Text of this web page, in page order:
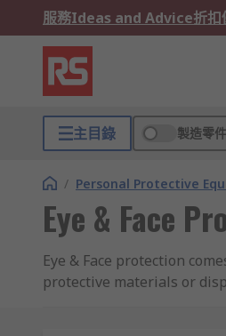
服務Ideas and Advice折扣
主目錄 製造零
/ Personal Protective
Eye & Face
Eye & Face protection
protective materials or